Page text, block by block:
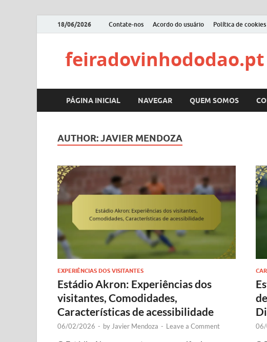
18/06/2026 Contate-nos Acordo do usuário Política de cookies
feiradovinhododao.pt
PÁGINA INICIAL NAVEGAR QUEM SOMOS
AUTHOR:JAVIER MENDOZA
EXPERIÊNCIAS DOS VISITANTES
Estádio Akron: Experiências dos
visitantes, Comodidades,
Características de acessibilidade
06/02/2026 - byJavier Mendoza - Leave a Comment